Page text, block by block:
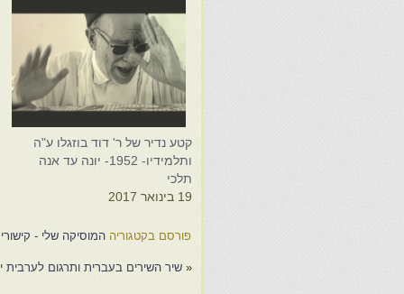
קטע נדיר של ר' דוד בוזגלו ע"ה
ותלמידיו- 1952- יונה עד אנה
תלכי
19 בינואר 2017
פורסם בקטגוריה המוסיקה שלי -
« שיר השירים בעברית ותרגום לערבית